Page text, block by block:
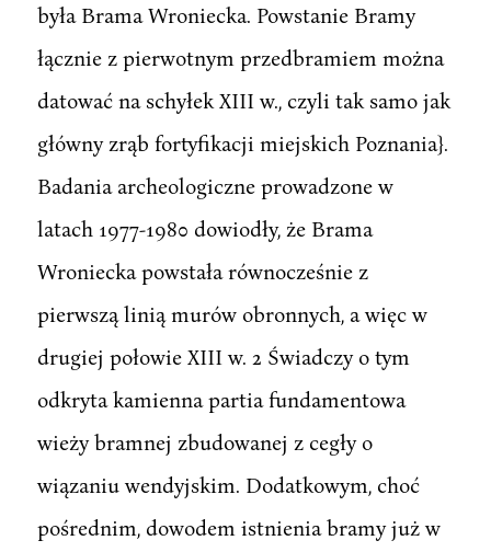
była Brama Wroniecka. Powstanie Bramy
łącznie z pierwotnym przedbramiem można
datować na schyłek XIII w., czyli tak samo jak
główny zrąb fortyfikacji miejskich Poznania}.
Badania archeologiczne prowadzone w
latach 1977-1980 dowiodły, że Brama
Wroniecka powstała równocześnie z
pierwszą linią murów obronnych, a więc w
drugiej połowie XIII w. 2 Świadczy o tym
odkryta kamienna partia fundamentowa
wieży bramnej zbudowanej z cegły o
wiązaniu wendyjskim. Dodatkowym, choć
pośrednim, dowodem istnienia bramy już w